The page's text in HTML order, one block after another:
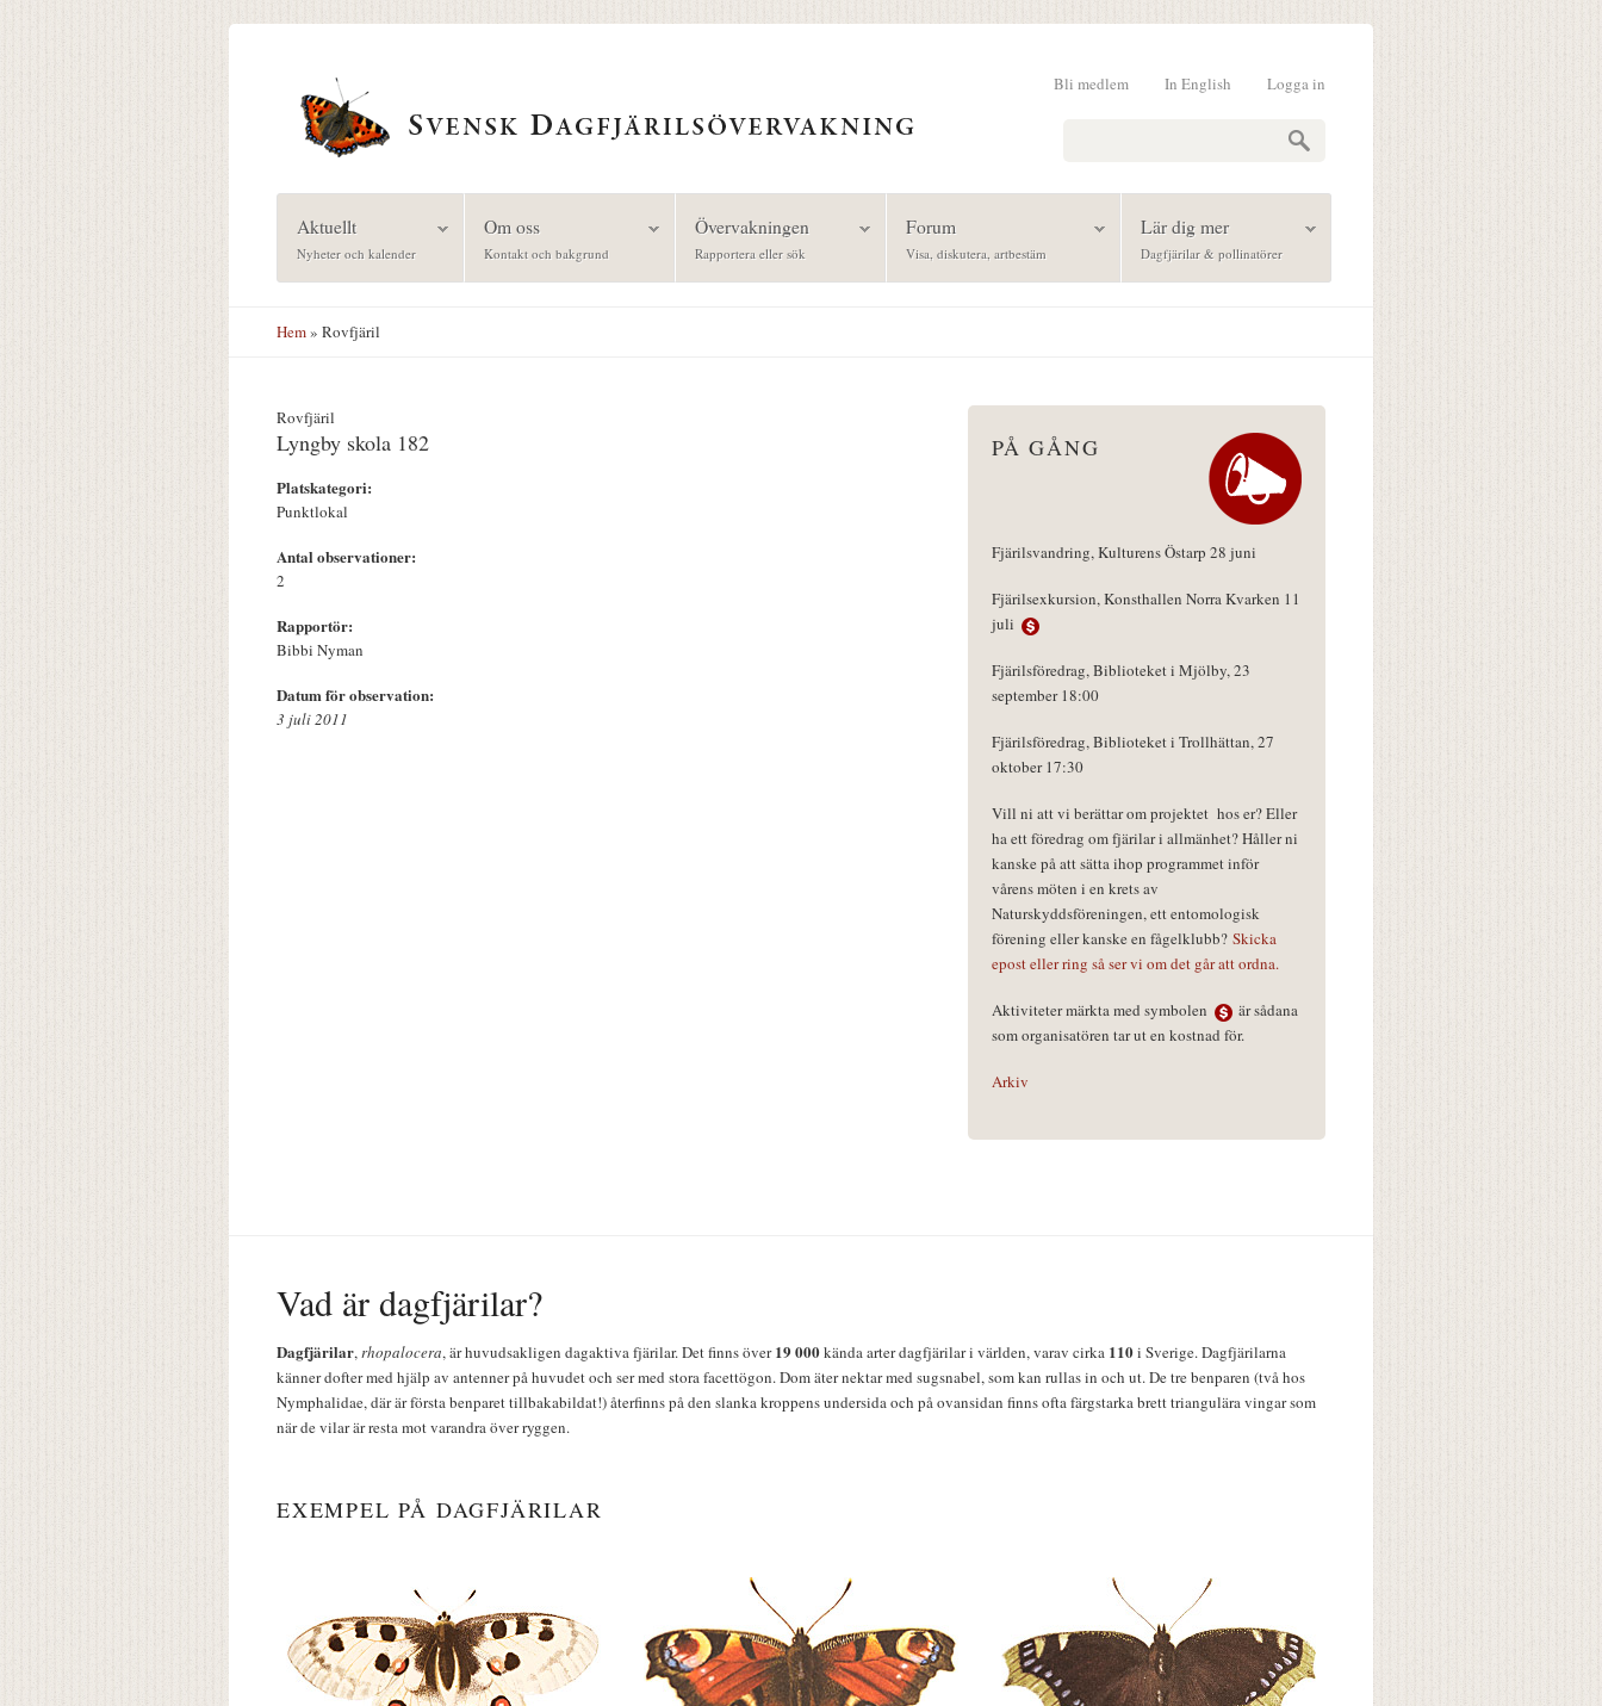
Logga in
In English
Bli medlem
Aktuellt
Nyheter och kalender
Om oss
Kontakt och bakgrund
Övervakningen
Rapportera eller sök
Forum
Visa, diskutera, artbestäm
Lär dig mer
Dagfjärilar & pollinatörer
Hem» Rovfjäril
Rovfjäril
Lyngby skola 182
Platskategori:
Punktlokal
Antal observationer:
2
Rapportör:
Bibbi Nyman
Datum för observation:
3 juli 2011
PÅ GÅNG
Fjärilsvandring, Kulturens Östarp 28 juni
Fjärilsexkursion, Konsthallen Norra Kvarken 11
juli
Fjärilsföredrag, Biblioteket i Mjölby, 23
september 18:00
Fjärilsföredrag, Biblioteket i Trollhättan, 27
oktober 17:30
Vill ni att vi berättar om projektet hos er? Eller
ha ett föredrag om fjärilar i allmänhet? Håller ni
kanske på att sätta ihop programmet inför
vårens möten i en krets av
Naturskyddsföreningen, ett entomologisk
förening eller kanske en fågelklubb? Skicka
epost eller ring så ser vi om det går att ordna.
Aktiviteter märkta med symbolen
är sådana
som organisatören tar ut en kostnad för.
Arkiv
Vad är dagfjärilar?
Dagfjärilar,rhopalocera, är huvudsakligen dagaktiva fjärilar. Det finns över19 000kända arter dagfjärilar i världen, varav cirka 110i Sverige. Dagfjärilarna
känner dofter med hjälp av antenner på huvudet och ser med stora facettögon. Dom äter nektar med sugsnabel, som kan rullas in och ut. De tre benparen (två hos
Nymphalidae, där är första benparet tillbakabildat!) återfinns på den slanka kroppens undersida och på ovansidan finns ofta färgstarka brett triangulära vingar som
när de vilar är resta mot varandra över ryggen.
EXEMPEL PÅ DAGFJÄRILAR